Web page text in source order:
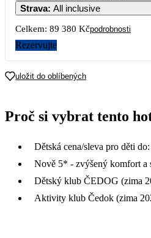
Strava: All inclusive
Celkem: 89 380 Kčpodrobnosti
Rezervujte
uložit do oblíbených
Proč si vybrat tento
Dětská cena/sleva pro děti
Nově 5* - zvýšený komfort a
Dětský klub ČEDOG (zima
Aktivity klub Čedok (zima